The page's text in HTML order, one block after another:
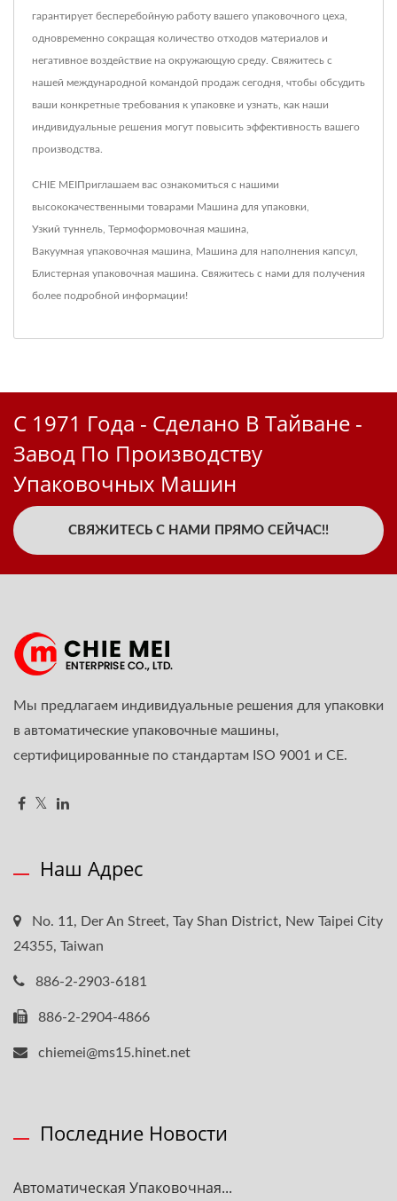
гарантирует бесперебойную работу вашего упаковочного цеха,
одновременно сокращая количество отходов материалов и
негативное воздействие на окружающую среду. Свяжитесь с
нашей международной командой продаж сегодня, чтобы обсудить
ваши конкретные требования к упаковке и узнать, как наши
индивидуальные решения могут повысить эффективность вашего
производства.
CHIE MEIПриглашаем вас ознакомиться с нашими
высококачественными товарами Машина для упаковки
Узкий туннель Термоформовочная машина
Вакуумная упаковочная машина Машина для наполнения капсул
Блистерная упаковочная машина Свяжитесь с нами для получения
более подробной информации!
С 1971 Года - Сделано В Тайване -
Завод По Производству
Упаковочных Машин
СВЯЖИТЕСЬ С НАМИ ПРЯМО СЕЙЧАС!!
Мы предлагаем индивидуальные решения для упаковки
в автоматические упаковочные машины,
сертифицированные по стандартам ISO 9001 и CE.
Наш Адрес
No. 11, Der An Street, Tay Shan District, New Taipei City
24355, Taiwan
886-2-2903-6181
886-2-2904-4866
chiemei@ms15.hinet.net
Последние Новости
Автоматическая Упаковочная...